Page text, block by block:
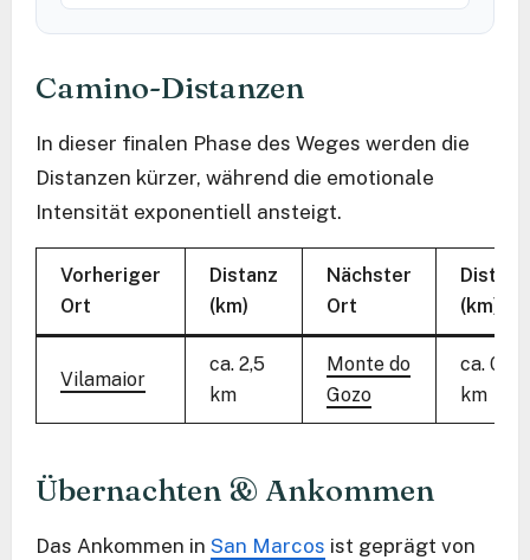
Camino-Distanzen
In dieser finalen Phase des Weges werden die
Distanzen kürzer, während die emotionale
Intensität exponentiell ansteigt.
Vorheriger
Ort
Distanz
(km)
Nächster
Ort
Distanz
(km)
Vilamaior
ca. 2,5
km
Monte do
Gozo
ca. 0,5
km
Übernachten & Ankommen
Das Ankommen in San Marcos ist geprägt von